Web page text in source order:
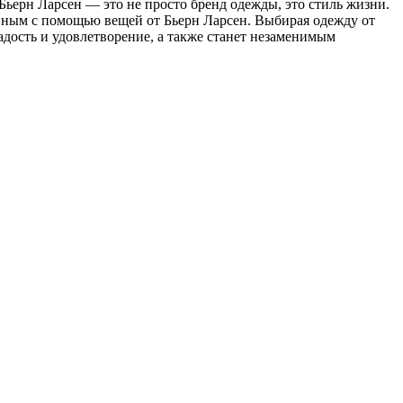
Ларсен — это не просто бренд одежды, это стиль жизни.
с помощью вещей от Бьерн Ларсен. Выбирая одежду от
и удовлетворение, а также станет незаменимым